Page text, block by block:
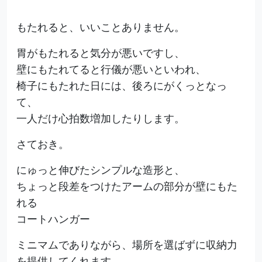
もたれると、いいことありません。
胃がもたれると気分が悪いですし、
壁にもたれてると行儀が悪いといわれ、
椅子にもたれた日には、後ろにがくっとなっ
て、
一人だけ心拍数増加したりします。
さておき。
にゅっと伸びたシンプルな造形と、
ちょっと段差をつけたアームの部分が壁にもた
れる
コートハンガー
ミニマムでありながら、場所を選ばずに収納力